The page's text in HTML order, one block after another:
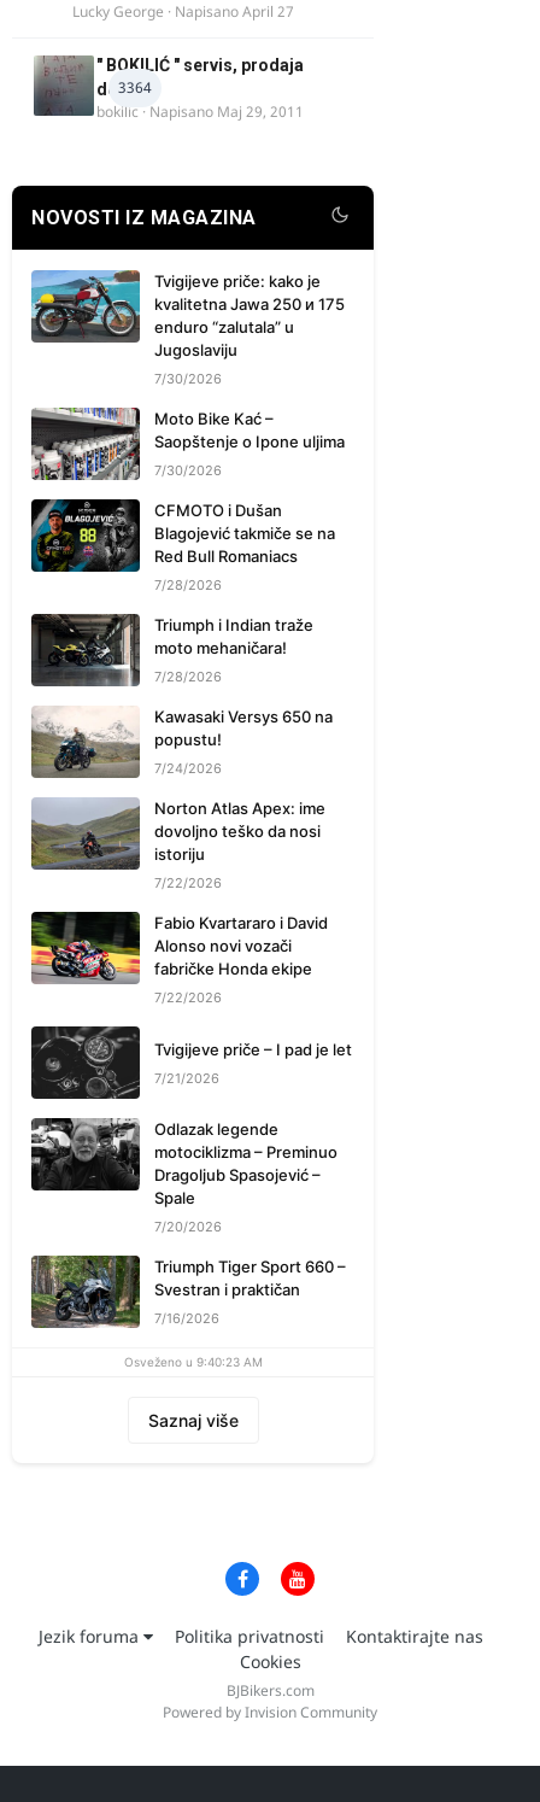
Lucky George · NapisanoApril 27
3364
" BOKILIĆ " servis, prodaja
delova
bokilic · Napisano Maj 29, 2011
NOVOSTI IZ MAGAZINA
Tvigijeve priče: kako je
kvalitetna Jawa 250 и 175
enduro “zalutala” u
Jugoslaviju
7/30/2026
Moto Bike Kać –
Saopštenje o Ipone uljima
7/30/2026
CFMOTO i Dušan
Blagojević takmiče se na
Red Bull Romaniacs
7/28/2026
Triumph i Indian traže
moto mehaničara!
7/28/2026
Kawasaki Versys 650 na
popustu!
7/24/2026
Norton Atlas Apex: ime
dovoljno teško da nosi
istoriju
7/22/2026
Fabio Kvartararo i David
Alonso novi vozači
fabričke Honda ekipe
7/22/2026
Tvigijeve priče – I pad je let
7/21/2026
Odlazak legende
motociklizma – Preminuo
Dragoljub Spasojević –
Spale
7/20/2026
Triumph Tiger Sport 660 –
Svestran i praktičan
7/16/2026
Osveženo u 9:40:23 AM
Saznaj više
Jezik foruma Politika privatnosti
Kontaktirajte nas
Cookies
BJBikers.com
Powered by Invision Community